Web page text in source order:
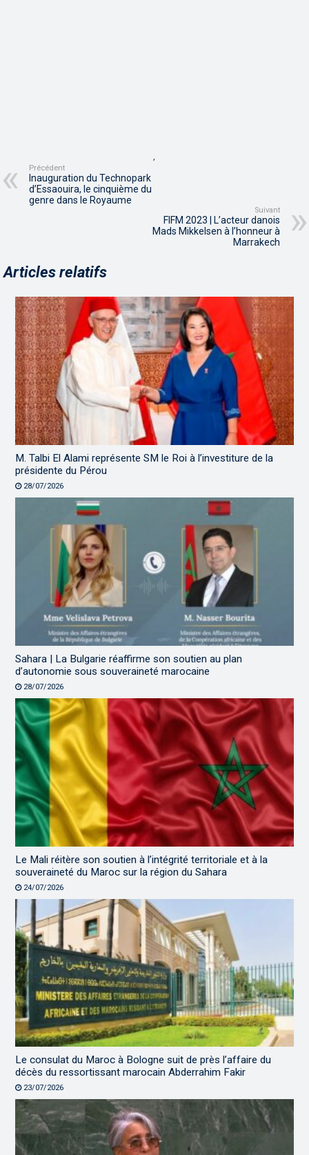
,
Précédent
Inauguration du Technopark
d’Essaouira, le cinquième du
genre dans le Royaume
Suivant
FIFM 2023 | L’acteur danois
Mads Mikkelsen à l’honneur à
Marrakech
Articles relatifs
M. Talbi El Alami représente SM le Roi à l’investiture de la
présidente du Pérou
28/07/2026
Sahara | La Bulgarie réaffirme son soutien au plan
d’autonomie sous souveraineté marocaine
28/07/2026
Le Mali réitère son soutien à l’intégrité territoriale et à la
souveraineté du Maroc sur la région du Sahara
24/07/2026
Le consulat du Maroc à Bologne suit de près l’affaire du
décès du ressortissant marocain Abderrahim Fakir
23/07/2026